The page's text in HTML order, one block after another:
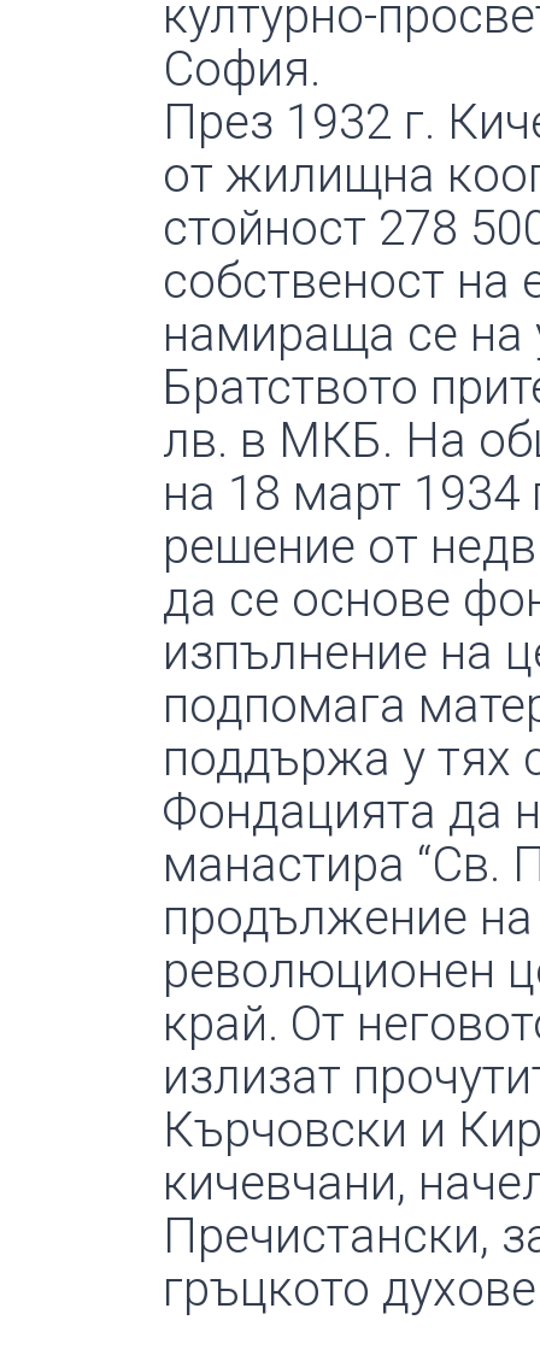
културно-
София.
През 1932 г.
от жилищна
стойност 278
собственост на
намираща се на
Братството
лв. в МКБ. На
на 18 март 1934
решение от
да се основе
изпълнение на
подпомага
поддържа у тях
Фондацията да
манастира “Св.
продължение
революционен
край. От
излизат
Кърчовски и
кичевчани,
Пречистански,
гръцкото